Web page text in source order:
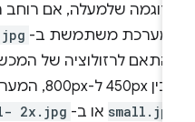
משתמשת ב-
לרזולוציה של
או ב- 2x.jpg